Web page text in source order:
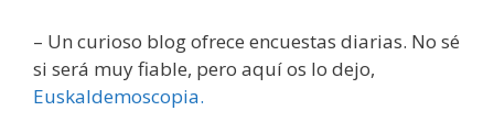
– Un curioso blog ofrece encuestas diarias. No sé
si será muy fiable, pero aquí os lo dejo,
Euskaldemoscopia.